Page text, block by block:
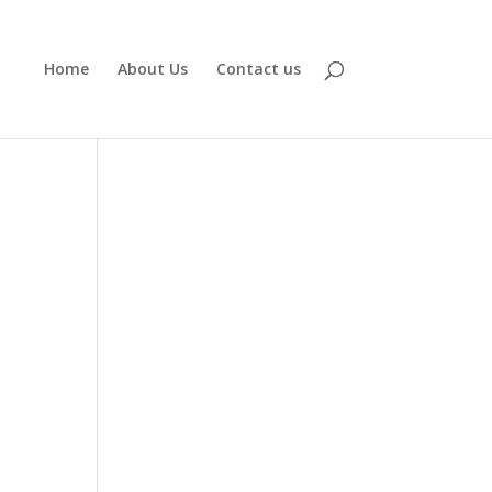
Home About Us Contact us